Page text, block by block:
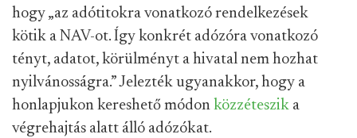
hogy „az adótitokra vonatkozó rendelkezések
kötik a NAV-ot. Így konkrét adózóra vonatkozó
tényt, adatot, körülményt a hivatal nem hozhat
nyilvánosságra.” Jelezték ugyanakkor, hogy a
honlapjukon kereshető módon közzéteszik a
végrehajtás alatt álló adózókat.